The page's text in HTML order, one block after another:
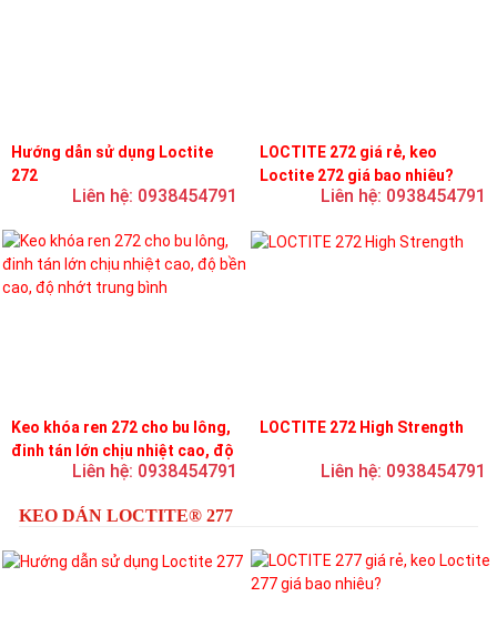
Hướng dẫn sử dụng Loctite
272
Liên hệ: 0938454791
LOCTITE 272 giá rẻ, keo
Loctite 272 giá bao nhiêu?
Liên hệ: 0938454791
Keo khóa ren 272 cho bu lông,
đinh tán lớn chịu nhiệt cao, độ
bền cao, độ nhớt trung bình
Liên hệ: 0938454791
LOCTITE 272 High Strength
Liên hệ: 0938454791
KEO DÁN LOCTITE® 277